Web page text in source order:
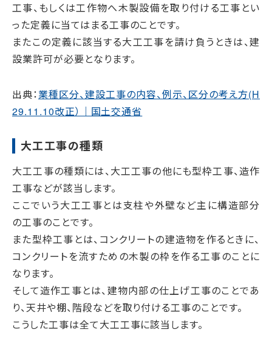
工事、もしくは工作物へ木製設備を取り付ける工事とい
った定義に当てはまる工事のことです。
またこの定義に該当する大工工事を請け負うときは、建
設業許可が必要となります。
出典：業種区分、建設工事の内容、例示、区分の考え方(H
29.11.10改正）｜国土交通省
大工工事の種類
大工工事の種類には、大工工事の他にも型枠工事、造作
工事などが該当します。
ここでいう大工工事とは支柱や外壁など主に構造部分
の工事のことです。
また型枠工事とは、コンクリートの建造物を作るときに、
コンクリートを流すための木製の枠を作る工事のことに
なります。
そして造作工事とは、建物内部の仕上げ工事のことであ
り、天井や棚、階段などを取り付ける工事のことです。
こうした工事は全て大工工事に該当します。